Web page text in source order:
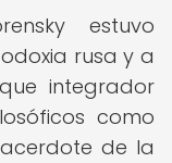
estuvo
rusa y a
integrador
como
de la